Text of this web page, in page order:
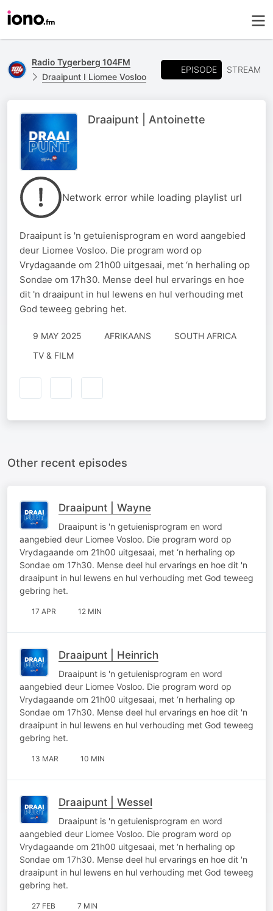
Radio Tygerberg 104FM
Draaipunt I Liomee Vosloo
EPISODE STREAM
Draaipunt | Antoinette
Network error while loading playlist url
Draaipunt is 'n getuienisprogram en word aangebied
deur Liomee Vosloo. Die program word op
Vrydagaande om 21h00 uitgesaai, met ‘n herhaling op
Sondae om 17h30. Mense deel hul ervarings en hoe
dit 'n draaipunt in hul lewens en hul verhouding met
God teweeg gebring het.
9 MAY 2025 AFRIKAANS
SOUTH AFRICA
TV & FILM
Other recent episodes
Draaipunt | Wayne
Draaipunt is 'n getuienisprogram en word
aangebied deur Liomee Vosloo. Die program word op
Vrydagaande om 21h00 uitgesaai, met ‘n herhaling op
Sondae om 17h30. Mense deel hul ervarings en hoe dit 'n
draaipunt in hul lewens en hul verhouding met God teweeg
gebring het.
17 APR 12 MIN
Draaipunt | Heinrich
Draaipunt is 'n getuienisprogram en word
aangebied deur Liomee Vosloo. Die program word op
Vrydagaande om 21h00 uitgesaai, met ‘n herhaling op
Sondae om 17h30. Mense deel hul ervarings en hoe dit 'n
draaipunt in hul lewens en hul verhouding met God teweeg
gebring het.
13 MAR 10 MIN
Draaipunt | Wessel
Draaipunt is 'n getuienisprogram en word
aangebied deur Liomee Vosloo. Die program word op
Vrydagaande om 21h00 uitgesaai, met ‘n herhaling op
Sondae om 17h30. Mense deel hul ervarings en hoe dit 'n
draaipunt in hul lewens en hul verhouding met God teweeg
gebring het.
27 FEB 7 MIN